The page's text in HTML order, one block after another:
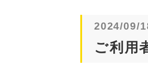
2024/09/
ご利用